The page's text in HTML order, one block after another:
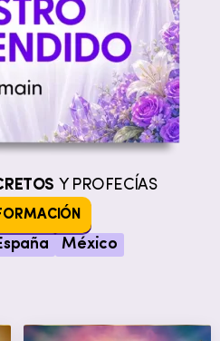
Y PROFECÍAS
México